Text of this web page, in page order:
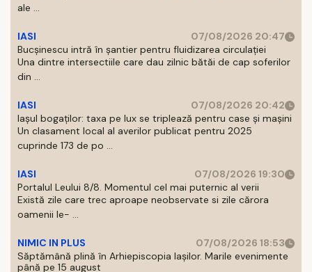
ale ...
IASI
07/08/2026 20:47
Bucșinescu intră în șantier pentru fluidizarea circulației
Una dintre intersectiile care dau zilnic bătăi de cap soferilor
din ...
IASI
07/08/2026 20:42
Iașul bogaților: taxa pe lux se triplează pentru case și mașini
Un clasament local al averilor publicat pentru 2025
cuprinde 173 de po ...
IASI
07/08/2026 19:30
Portalul Leului 8/8. Momentul cel mai puternic al verii
Există zile care trec aproape neobservate si zile cărora
oamenii le- ...
NIMIC IN PLUS
07/08/2026 18:53
Săptămână plină în Arhiepiscopia Iașilor. Marile evenimente
până pe 15 august